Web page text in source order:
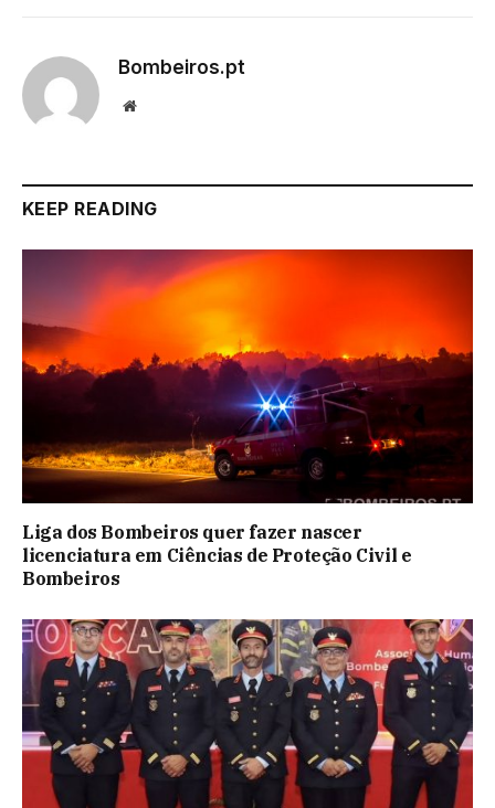
Bombeiros.pt
Website
KEEP READING
Liga dos Bombeiros quer fazer nascer
licenciatura em Ciências de Proteção Civil e
Bombeiros